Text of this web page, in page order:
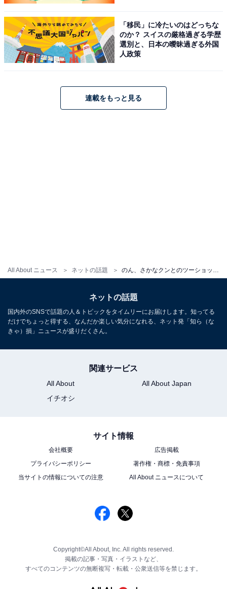
All About ニュース ネットの話題
「移民」に冷たいのはどっちな
のか？ スイスの厳格過ぎる学歴
選別と、日本の曖昧過ぎる外国
人政策
連載をもっと見る
ネットの話題
国内外のSNSで話題の人＆トピックをタイムリーにお届けします。知ってる
だけでちょっと得する、なんだか楽しい気分になれる、ネット発「知ら（な
きゃ）損」ニュースが盛りだくさん。
関連サービス
All About
All About Japan
イチオシ
サイト情報
会社概要
広告掲載
プライバシーポリシー
著作権・商標・免責事項
当サイトの情報についての注意
All About ニュースについて
Copyright©All About, Inc. All rights reserved.
掲載の記事・写真・イラストなど、
すべてのコンテンツの無断複写・転載・公衆送信等を禁じます。